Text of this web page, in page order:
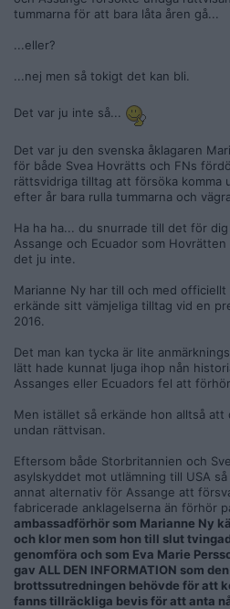
tummarna för att bara låta åren gå...
...eller?
...nej men så tokigt det kan bli.
Det var ju inte så...
Det var ju den svenska åklagaren
för både Svea Hovrätts och FNs
rättsvidriga tilltag att försöka komma
efter år bara rulla tummarna och
Ha ha ha... du snurrade till det för
Assange och Ecuador som
det ju inte.
Marianne Ny har till och med
erkände sitt vämjeliga tilltag vid en
2016.
Det man kan tycka är lite
lätt hade kunnat ljuga ihop nån
Assanges eller Ecuadors fel att
Men istället så erkände hon alltså
undan rättvisan.
Eftersom både Storbritannien och
asylskyddet mot utlämning till USA
annat alternativ för Assange att
fabricerade anklagelserna än förhör
ambassadförhör som Marianne Ny
och klor men som hon till slut
genomföra och som Eva Marie
gav ALL DEN INFORMATION som
brottssutredningen behövde för att
fanns tillräckliga bevis för att anta